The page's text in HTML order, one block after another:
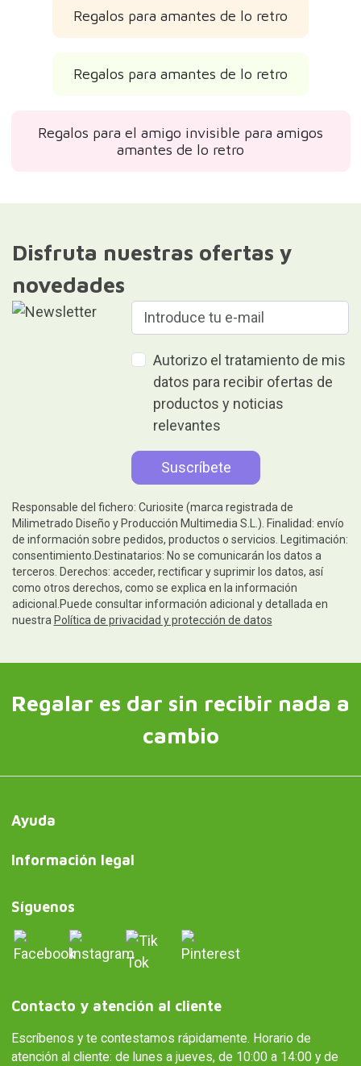
Regalos para amantes de lo retro
Regalos para amantes de lo retro
Regalos para el amigo invisible para amigos
amantes de lo retro
Disfruta nuestras ofertas y
novedades
Autorizo el tratamiento de mis
datos para recibir ofertas de
productos y noticias
relevantes
Responsable del fichero: Curiosite (marca registrada de
Milimetrado Diseño y Producción Multimedia S.L.). Finalidad: envío
de información sobre pedidos, productos o servicios. Legitimación:
consentimiento.Destinatarios: No se comunicarán los datos a
terceros. Derechos: acceder, rectificar y suprimir los datos, así
como otros derechos, como se explica en la información
adicional.Puede consultar información adicional y detallada en
nuestra Política de privacidad y protección de datos
Regalar es dar sin recibir nada a
cambio
Ayuda
Información legal
Síguenos
Contacto y atención al cliente
Escríbenos y te contestamos rápidamente. Horario de
atención al cliente: de lunes a jueves, de 10:00 a 14:00 y de